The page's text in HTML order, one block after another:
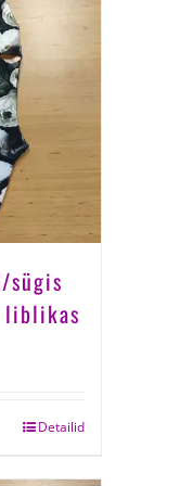
sügis
liblikas
Detailid